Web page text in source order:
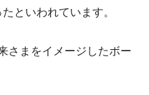
といわれています。
さまをイメージしたボー